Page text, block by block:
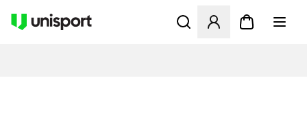
Åbner en Modal til at